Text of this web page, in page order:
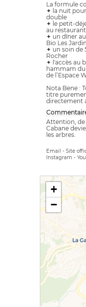
La formule
✦ la nuit
double
✦ le petit-
au restaurant
✦ un dîner
Bio Les
✦ un soin de
Rocher
✦ l'accès au
hammam du
de l’Espace
Nota Bene :
titre
directement
Attention, de
Cabane
les arbres.
Email - Site
Instagram -
+
−